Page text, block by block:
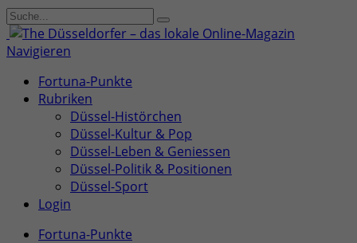
Navigieren
Fortuna-Punkte
Rubriken
Düssel-Histörchen
Düssel-Kultur & Pop
Düssel-Leben & Geniessen
Düssel-Politik & Positionen
Düssel-Sport
Login
Fortuna-Punkte